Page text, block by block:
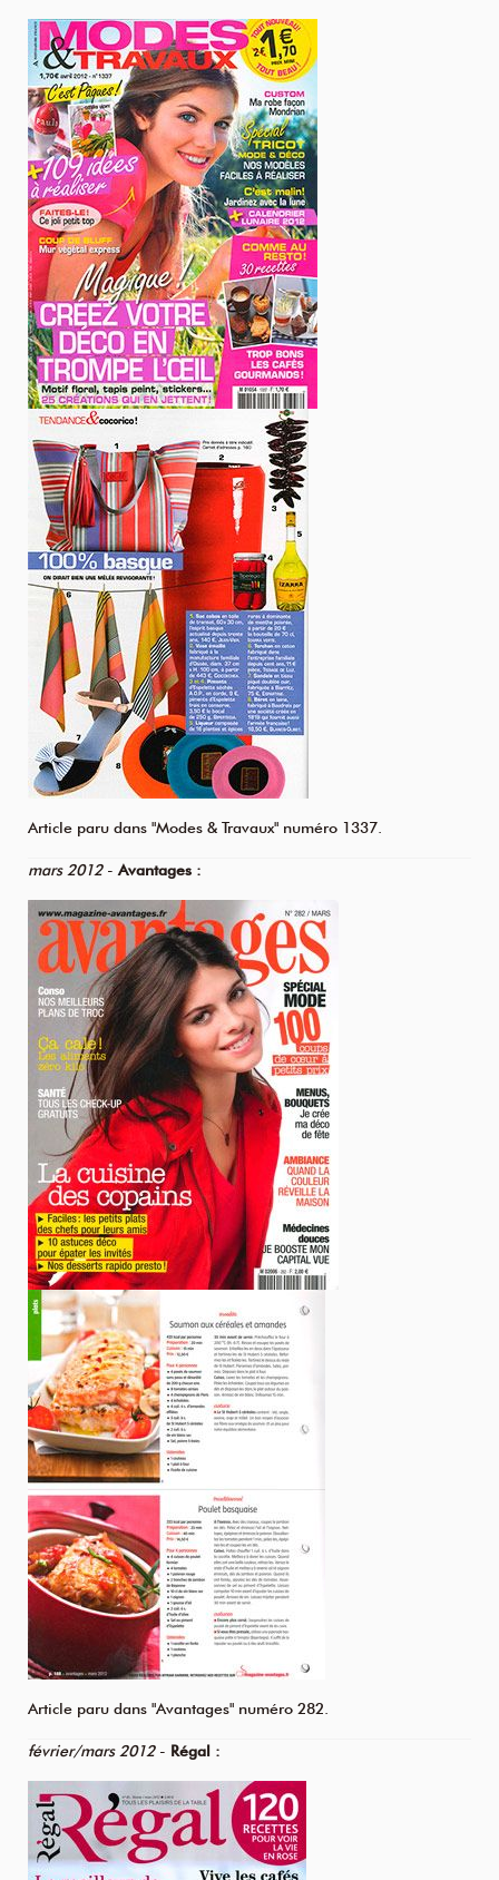
Article paru dans "Modes & Travaux" numéro 1337.
mars 2012- Avantages :
Article paru dans "Avantages" numéro 282.
février/mars 2012- Régal :